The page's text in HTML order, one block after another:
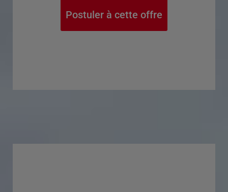
Postuler à cette offre